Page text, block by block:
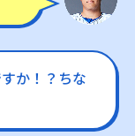
か！？ちな